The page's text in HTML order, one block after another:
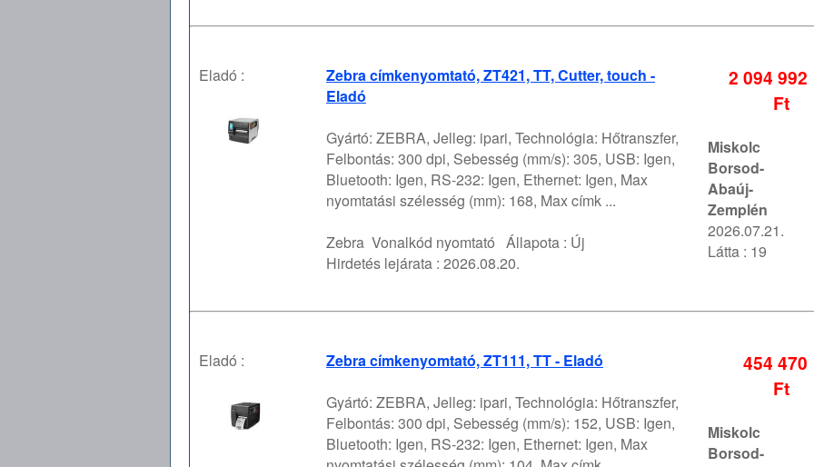
Eladó :
Zebra címkenyomtató, ZT421, TT, Cutter, touch -
Eladó
Gyártó: ZEBRA, Jelleg: ipari, Technológia: Hőtranszfer,
Felbontás: 300 dpi, Sebesség (mm/s): 305, USB: Igen,
Bluetooth: Igen, RS-232: Igen, Ethernet: Igen, Max
nyomtatási szélesség (mm): 168, Max címk ...
Zebra Vonalkód nyomtató Állapota : Új
Hirdetés lejárata : 2026.08.20.
2 094 992
Ft
Miskolc
Borsod-
Abaúj-
Zemplén
2026.07.21.
Látta : 19
Eladó :
Zebra címkenyomtató, ZT111, TT - Eladó
Gyártó: ZEBRA, Jelleg: ipari, Technológia: Hőtranszfer,
Felbontás: 300 dpi, Sebesség (mm/s): 152, USB: Igen,
Bluetooth: Igen, RS-232: Igen, Ethernet: Igen, Max
454 470
Ft
Miskolc
Borsod-